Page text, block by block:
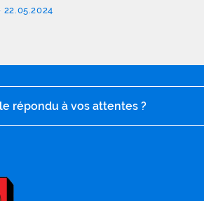
répondu à vos attentes ?